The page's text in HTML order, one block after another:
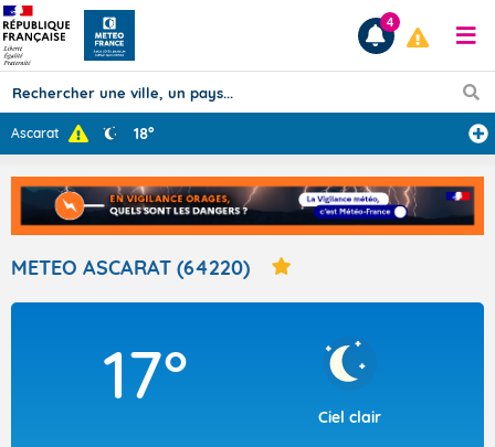
Prévisions
TOUS LES RÉSULTATS
Articles
4
Ascarat 18°
METEO ASCARAT (64220)
17°
Ciel clair